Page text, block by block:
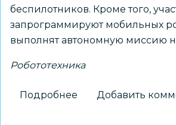
беспилотников. Кроме того,
запрограммируют мобильных
выполнят автономную миссию
Робототехника
Подробнее Добавить